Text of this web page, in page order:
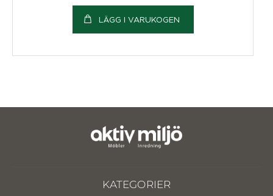
LÄGG I VARUKOGEN
KATEGORIER